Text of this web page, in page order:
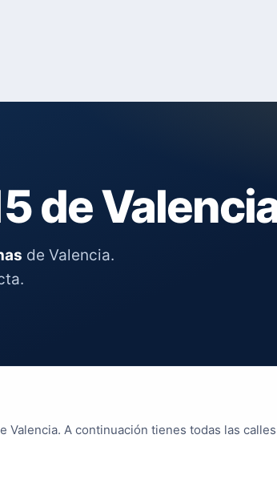
de
de Valencia.
Valencia. A continuación tienes todas las